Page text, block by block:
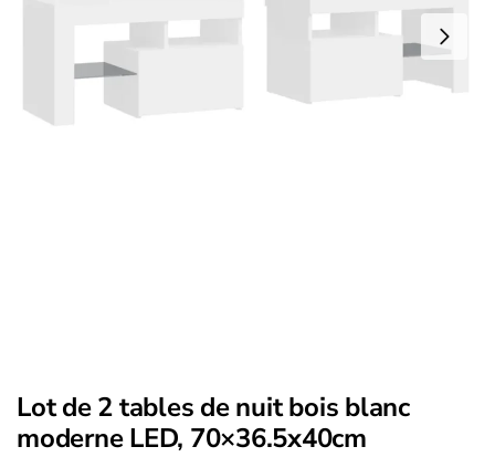
Lot de 2 tables de nuit bois blanc
moderne LED, 70×36.5x40cm